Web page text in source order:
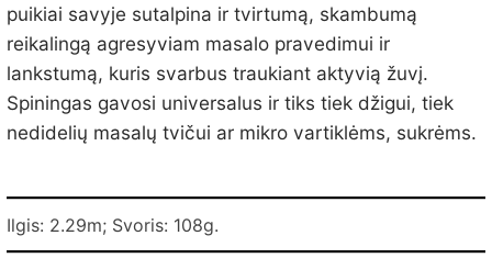
puikiai savyje sutalpina ir tvirtumą, skambumą
reikalingą agresyviam masalo pravedimui ir
lankstumą, kuris svarbus traukiant aktyvią žuvį.
Spiningas gavosi universalus ir tiks tiek džigui, tiek
nedidelių masalų tvičui ar mikro vartiklėms, sukrėms.
Ilgis: 2.29m; Svoris: 108g.